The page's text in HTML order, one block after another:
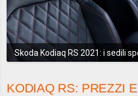
Skoda Kodiaq RS 2021: i sedili
KODIAQ RS: PREZZI